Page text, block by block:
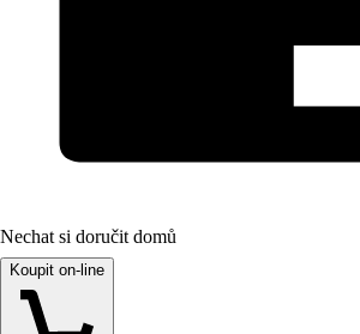
Nechat si doručit domů
Koupit on-line